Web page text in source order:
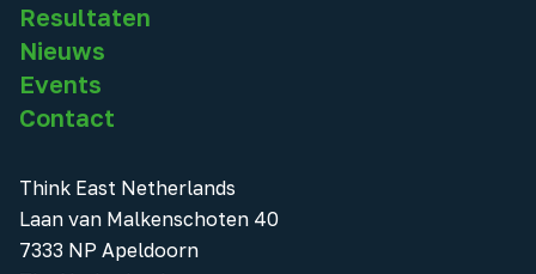
Resultaten
Nieuws
Events
Contact
Think East Netherlands
Laan van Malkenschoten 40
7333 NP Apeldoorn